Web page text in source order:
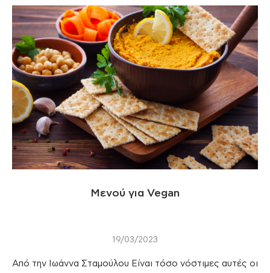
Μενού για Vegan
19/03/2023
Από την Ιωάννα Σταμούλου Είναι τόσο νόστιμες αυτές οι